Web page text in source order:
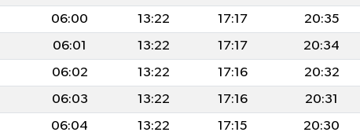
06:00 13:22 17:17 20:35
06:01 13:22 17:17 20:34
06:02 13:22 17:16 20:32
06:03 13:22 17:16 20:31
06:04 13:22 17:15 20:30